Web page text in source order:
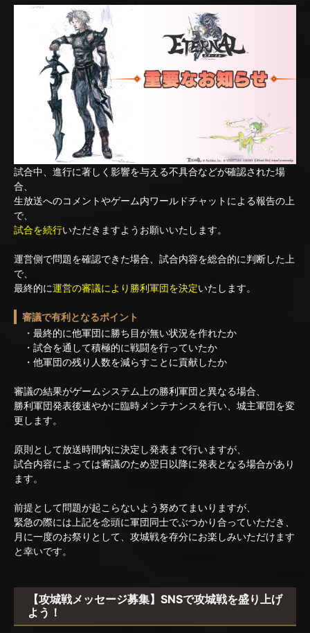
試合中、進行に著しく影響を与える不具合などが確認された場
合、
生放送へのコメントやゲーム内ワールドチャットによる報告の上
で、
試合を続行いただきますようお願いいたします。
運営側で問題を確認できた場合、試合内容を総合的に判断した上
で、
最終的に運営の審議により勝利軍団を決定いたします。
審議で有利となるポイント
・最終的に他軍団に勝ち目が無い状況を作れたか
・試合を通して積極的に戦闘を行っていたか
・他軍団の残り人数を減らすことに貢献したか
審議の結果がゲームシステム上の勝利軍団と異なる場合、
勝利軍団発表後速やかに臨時メンテナンスを行い、城主軍団を変
更します。
原則として放送時間内に決定し発表まで行いますが、
試合内容によっては審議のため翌日以降に発表となる場合があり
ます。
前提として問題が起こらないよう努めてまいりますが、
緊急の際には上記を念頭に軍団同士でぶつかり合っていただき、
月に一度のお祭りとして、攻城戦を存分にお楽しみいただけます
と幸いです。
【攻城戦メッセージ募集】SNSで攻城戦を盛り上げ
よう！